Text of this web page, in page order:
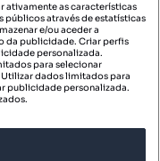
ativamente as características
através de estatísticas
e/ou aceder a
da publicidade. Criar perfis
personalizada.
para selecionar
dados limitados para
publicidade personalizada.